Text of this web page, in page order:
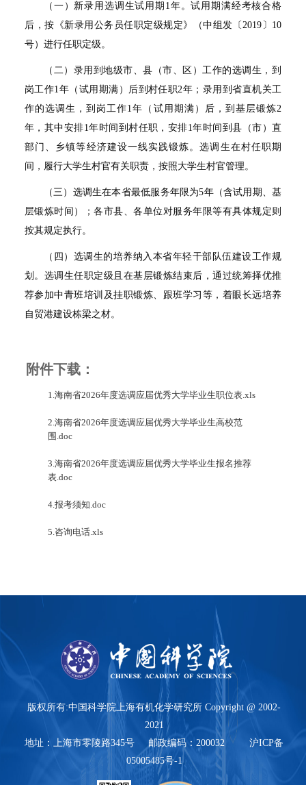
（一）新录用选调生试用期1年。试用期满经考核合格
后，按《新录用公务员任职定级规定》（中组发〔2019〕10
号）进行任职定级。
（二）录用到地级市、县（市、区）工作的选调生，到
岗工作1年（试用期满）后到村任职2年；录用到省直机关工
作的选调生，到岗工作1年（试用期满）后，到基层锻炼2
年，其中安排1年时间到村任职，安排1年时间到县（市）直
部门、乡镇等经济建设一线实践锻炼。选调生在村任职期
间，履行大学生村官有关职责，按照大学生村官管理。
（三）选调生在本省最低服务年限为5年（含试用期、基
层锻炼时间）；各市县、各单位对服务年限等有具体规定则
按其规定执行。
（四）选调生的培养纳入本省年轻干部队伍建设工作规
划。选调生任职定级且在基层锻炼结束后，通过统筹择优推
荐参加中青班培训及挂职锻炼、跟班学习等，着眼长远培养
自贸港建设栋梁之材。
附件下载：
1.海南省2026年度选调应届优秀大学毕业生职位表.xls
2.海南省2026年度选调应届优秀大学毕业生高校范
围.doc
3.海南省2026年度选调应届优秀大学毕业生报名推荐
表.doc
4.报考须知.doc
5.咨询电话.xls
版权所有:中国科学院上海有机化学研究所 Copyright @ 2002-
2021
地址：上海市零陵路345号 邮政编码：200032 沪ICP备
05005485号-1